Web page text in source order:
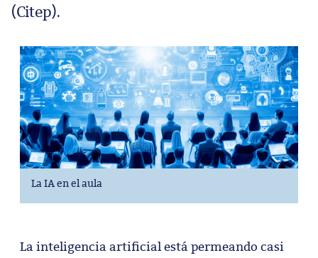
(Citep).
La IA en el aula
La inteligencia artificial está permeando casi